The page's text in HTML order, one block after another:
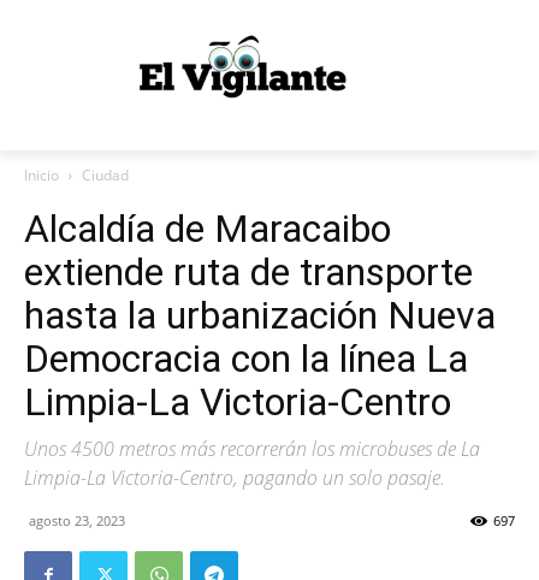
Inicio Ciudad
Alcaldía de Maracaibo
extiende ruta de transporte
hasta la urbanización Nueva
Democracia con la línea La
Limpia-La Victoria-Centro
Unos 4500 metros más recorrerán los microbuses de La
Limpia-La Victoria-Centro, pagando un solo pasaje.
agosto 23, 2023 697